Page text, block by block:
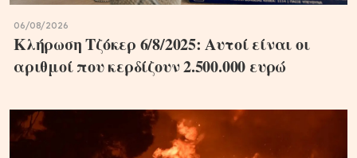
06/08/2026
Κλήρωση Τζόκερ 6/8/2025: Αυτοί είναι οι
αριθμοί που κερδίζουν 2.500.000 ευρώ